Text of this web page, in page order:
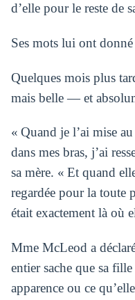
d’elle pour le reste de
Ses mots lui ont donné
Quelques mois plus
mais belle — et
« Quand je l’ai mise
dans mes bras, j’ai
sa mère. « Et quand
regardée pour la toute
était exactement là où
Mme McLeod a
entier sache que sa
apparence ou ce